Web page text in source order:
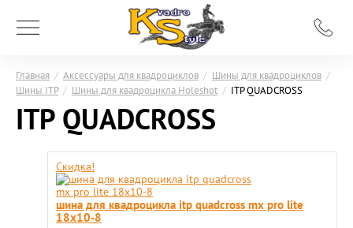
Главная / Аксессуары для квадроциклов / Шины для квадроциклов /
Шины ITP / Шины для квадроцикла Holeshot / ITP QUADCROSS
ITP QUADCROSS
Скидка!
шина для квадроцикла itp quadcross mx pro lite
18x10-8